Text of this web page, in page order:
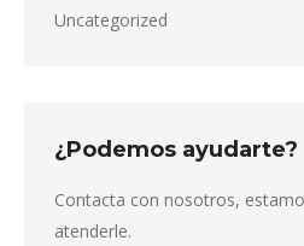
Uncategorized
¿Podemos ayudarte?
Contacta con nosotros,
atenderle.